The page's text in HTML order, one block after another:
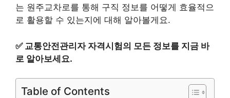
는 원주교차로를 통해 구직 정보를 어떻게 효율적으
로 활용할 수 있는지에 대해 알아볼게요.
✅ 교통안전관리자 자격시험의 모든 정보를 지금 바
로 알아보세요.
Table of Contents